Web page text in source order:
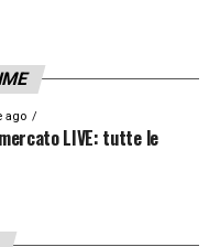
ago
LIVE: tutte le